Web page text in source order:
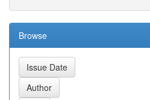
Browse